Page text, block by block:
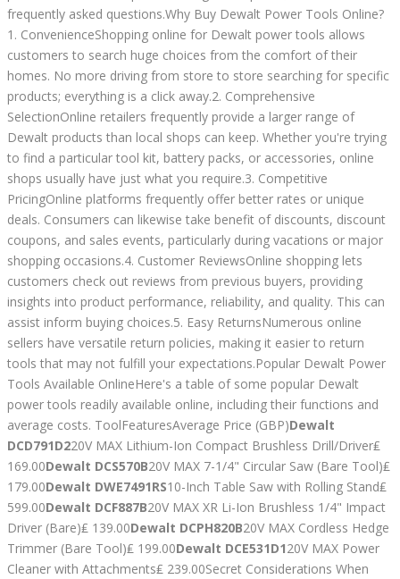
frequently asked questions.Why Buy Dewalt Power Tools Online?
1. ConvenienceShopping online for Dewalt power tools allows
customers to search huge choices from the comfort of their
homes. No more driving from store to store searching for specific
products; everything is a click away.2. Comprehensive
SelectionOnline retailers frequently provide a larger range of
Dewalt products than local shops can keep. Whether you're trying
to find a particular tool kit, battery packs, or accessories, online
shops usually have just what you require.3. Competitive
PricingOnline platforms frequently offer better rates or unique
deals. Consumers can likewise take benefit of discounts, discount
coupons, and sales events, particularly during vacations or major
shopping occasions.4. Customer ReviewsOnline shopping lets
customers check out reviews from previous buyers, providing
insights into product performance, reliability, and quality. This can
assist inform buying choices.5. Easy ReturnsNumerous online
sellers have versatile return policies, making it easier to return
tools that may not fulfill your expectations.Popular Dewalt Power
Tools Available OnlineHere's a table of some popular Dewalt
power tools readily available online, including their functions and
average costs. ToolFeaturesAverage Price (GBP)Dewalt
DCD791D220V MAX Lithium-Ion Compact Brushless Drill/Driver₤
169.00Dewalt DCS570B20V MAX 7-1/4" Circular Saw (Bare Tool)₤
179.00Dewalt DWE7491RS10-Inch Table Saw with Rolling Stand₤
599.00Dewalt DCF887B20V MAX XR Li-Ion Brushless 1/4" Impact
Driver (Bare)₤ 139.00Dewalt DCPH820B20V MAX Cordless Hedge
Trimmer (Bare Tool)₤ 199.00Dewalt DCE531D120V MAX Power
Cleaner with Attachments₤ 239.00Secret Considerations When